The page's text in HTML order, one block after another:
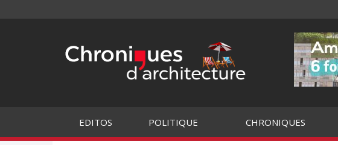
EDITOS POLITIQUE CHRONIQUES